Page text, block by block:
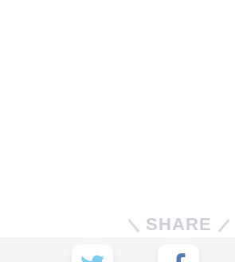
SHARE